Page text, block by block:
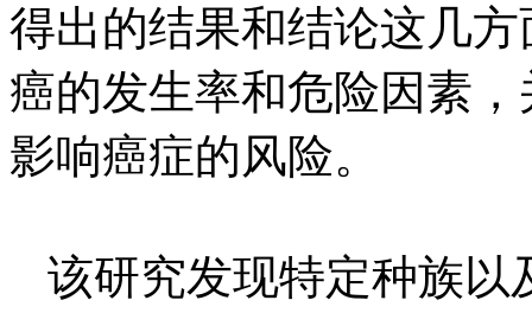
得出的结果和结论这几
癌的发生率和危险因素
影响癌症的风险。
该研究发现特定种族以